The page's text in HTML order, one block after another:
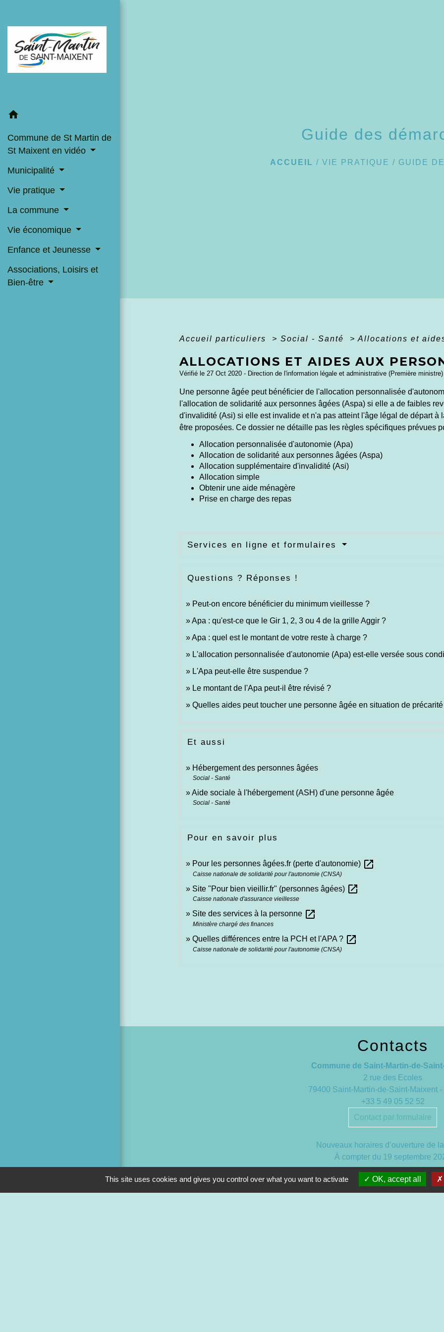
home
Commune de St Martin de
St Maixent en vidéo
Municipalité
Vie pratique
La commune
Vie économique
Enfance et Jeunesse
Associations, Loisirs et
Bien-être
Guide des
ACCUEIL /VIE PRATIQUE / GUIDE
Accueil particuliers > Social - Santé > Allocations et
ALLOCATIONS ET AIDES AUX
Vérifié le 27 Oct 2020 - Direction de l'information légale et administrative (Première ministre)
Une personne âgée peut bénéficier de l'allocation personnalisée
l'allocation de solidarité aux personnes âgées (Aspa) si elle a de faibles
d'invalidité (Asi) si elle est invalide et n'a pas atteint l'âge légal de départ
être proposées. Ce dossier ne détaille pas les règles spécifiques prévues
Allocation personnalisée d'autonomie (Apa)
Allocation de solidarité aux personnes âgées (Aspa)
Allocation supplémentaire d'invalidité (Asi)
Allocation simple
Obtenir une aide ménagère
Prise en charge des repas
Services en ligne et formulaires
Questions ? Réponses !
Peut-on encore bénéficier du minimum vieillesse ?
Apa : qu'est-ce que le Gir 1, 2, 3 ou 4 de la grille Aggir ?
Apa : quel est le montant de votre reste à charge ?
L'allocation personnalisée d'autonomie (Apa) est-elle versée sous
L'Apa peut-elle être suspendue ?
Le montant de l'Apa peut-il être révisé ?
Quelles aides peut toucher une personne âgée en situation de
Et aussi
Hébergement des personnes âgées
Social - Santé
Aide sociale à l'hébergement (ASH) d'une personne âgée
Social - Santé
Pour en savoir plus
Pour les personnes âgées.fr (perte d'autonomie) open_in_new
Caisse nationale de solidarité pour l'autonomie (CNSA)
Site "Pour bien vieillir.fr" (personnes âgées) open_in_new
Caisse nationale d'assurance vieillesse
Site des services à la personne open_in_new
Ministère chargé des finances
Quelles différences entre la PCH et l'APA ? open_in_new
Caisse nationale de solidarité pour l'autonomie (CNSA)
Contacts
Commune de Saint-Martin-de-
2 rue des Ecoles
79400 Saint-Martin-de-Saint-Maixent
+33 5 49 05 52 52
Contact par formulaire
Nouveaux horaires d’ouverture de
À compter du 19 septembre
Lundi de 13h à 17h
Mardi de 13h à 18h
This site uses cookies and gives you control over what you want to activate OK, accept all